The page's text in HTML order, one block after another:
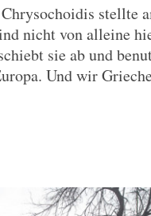
stellte
nicht von alleine
sie ab und
Und wir